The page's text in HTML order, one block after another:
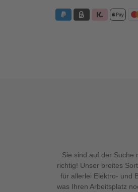
Sie sind auf der Suche
richtig! Unser breites
für allerlei Elektro- und
was Ihren Arbeitsplatz